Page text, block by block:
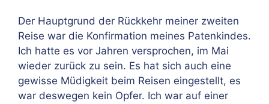
Der Hauptgrund der Rückkehr meiner zweiten
Reise war die Konfirmation meines Patenkindes.
Ich hatte es vor Jahren versprochen, im Mai
wieder zurück zu sein. Es hat sich auch eine
gewisse Müdigkeit beim Reisen eingestellt, es
war deswegen kein Opfer. Ich war auf einer